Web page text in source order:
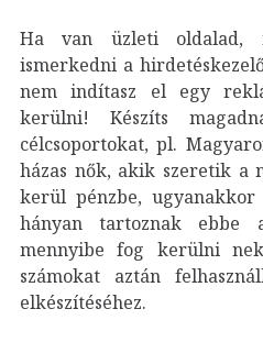
Ha van üzleti oldalad,
ismerkedni a
nem indítasz el egy
kerülni! Készíts
célcsoportokat, pl.
házas nők, akik szeretik a
kerül pénzbe,
hányan tartoznak ebbe
mennyibe fog kerülni
számokat aztán
elkészítéséhez.